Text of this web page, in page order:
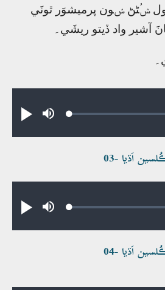
ݾُڻڻ ݾون پرميشوَر ٿونَي
واد ڏيتو ريشَي۔
Play MuteLoaded:
اَڌيا -03
Play MuteLoaded:
اَڌيا -04